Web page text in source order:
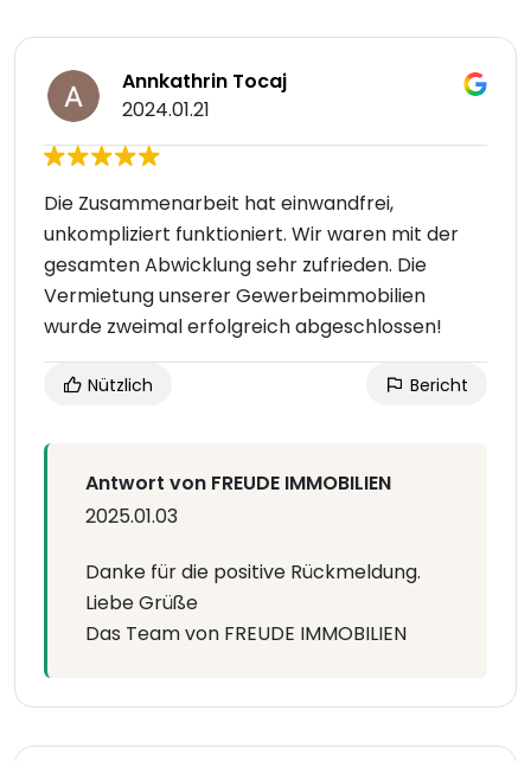
Annkathrin Tocaj
2024.01.21
Die Zusammenarbeit hat einwandfrei,
unkompliziert funktioniert. Wir waren mit der
gesamten Abwicklung sehr zufrieden. Die
Vermietung unserer Gewerbeimmobilien
wurde zweimal erfolgreich abgeschlossen!
Nützlich Bericht
Antwort von FREUDE IMMOBILIEN
2025.01.03
Danke für die positive Rückmeldung.
Liebe Grüße
Das Team von FREUDE IMMOBILIEN